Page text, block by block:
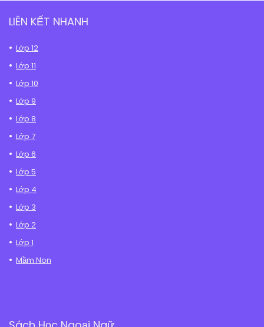
LIÊN KẾT NHANH
Lớp 12
Lớp 11
Lớp 10
Lớp 9
Lớp 8
Lớp 7
Lớp 6
Lớp 5
Lớp 4
Lớp 3
Lớp 2
Lớp 1
Mầm Non